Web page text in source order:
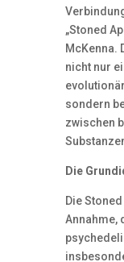
„Stoned
McKenna.
nicht nur
sondern
zwischen
Die
Die
Annahme,